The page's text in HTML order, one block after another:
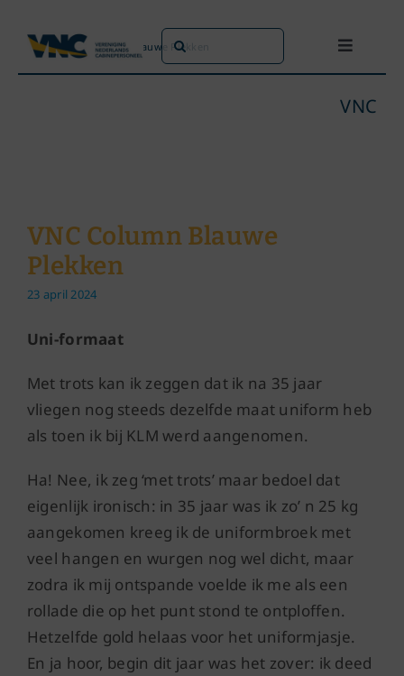
naar
inhoud
Toggle
Maatschappijen
Word lid!
Zoeken
naar:
Home» VNC Column Blauwe Plekken
VNC
VNC Column Blauwe
Plekken
23 april 2024
Uni-formaat
Met trots kan ik zeggen dat ik na 35 jaar
vliegen nog steeds dezelfde maat uniform heb
als toen ik bij KLM werd aangenomen.
Ha! Nee, ik zeg ‘met trots’ maar bedoel dat
eigenlijk ironisch: in 35 jaar was ik zo’ n 25 kg
aangekomen kreeg ik de uniformbroek met
veel hangen en wurgen nog wel dicht, maar
zodra ik mij ontspande voelde ik me als een
rollade die op het punt stond te ontploffen.
Hetzelfde gold helaas voor het uniformjasje.
En ja hoor, begin dit jaar was het zover: ik deed